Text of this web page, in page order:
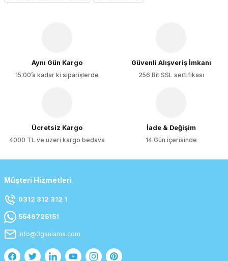
Aynı Gün Kargo
15:00’a kadar ki siparişlerde
Güvenli Alışveriş İmkanı
256 Bit SSL sertifikası
Ücretsiz Kargo
4000 TL ve üzeri kargo bedava
İade & Değişim
14 Gün içerisinde
Müşteri Hizmetleri
0312 312 312 1
5546725151
info@3gsulama.com